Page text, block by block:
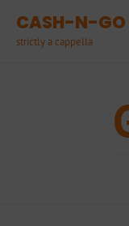
CASH-N-GO
strictly a cappella